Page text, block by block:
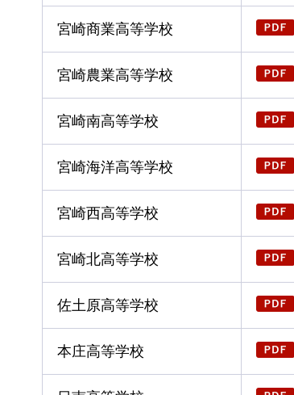
宮崎商業高等学校
宮崎農業高等学校
宮崎南高等学校
宮崎海洋高等学校
宮崎西高等学校
宮崎北高等学校
佐土原高等学校
本庄高等学校